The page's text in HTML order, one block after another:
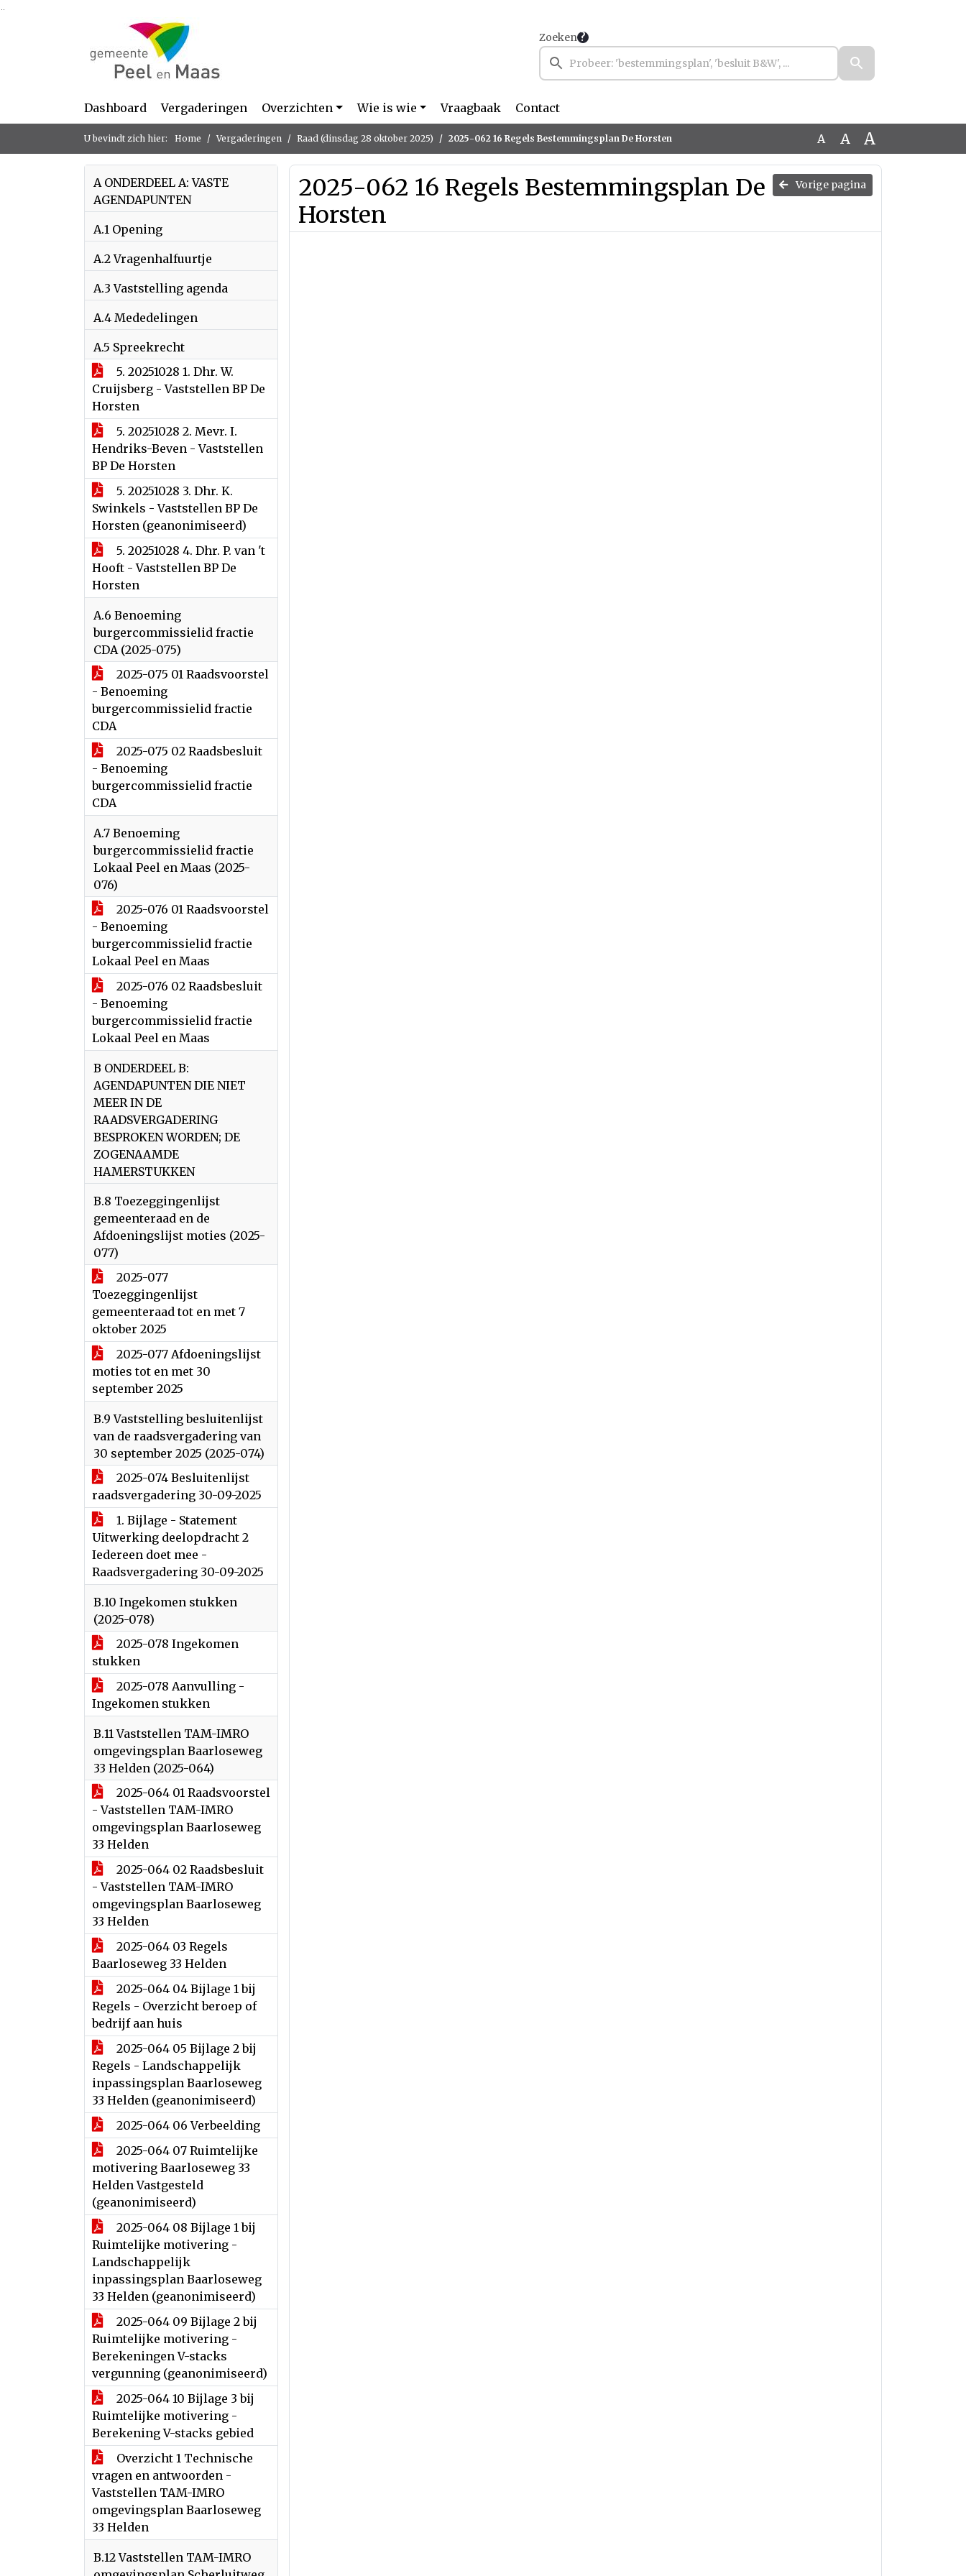
Ga naar de inhoud van deze pagina
Zoeken
Dashboard Vergaderingen Overzichten Wie is wie Vraagbaak Contact
U bevindt zich hier: Home Vergaderingen Raad (dinsdag 28 oktober 2025) 2025-062 16 Regels Bestemmingsplan De Horsten A A A
A ONDERDEEL A: VASTE
AGENDAPUNTEN
A.1 Opening
A.2 Vragenhalfuurtje
A.3 Vaststelling agenda
A.4 Mededelingen
A.5 Spreekrecht
5. 20251028 1. Dhr. W.
Cruijsberg - Vaststellen BP De
Horsten
5. 20251028 2. Mevr. I.
Hendriks-Beven - Vaststellen
BP De Horsten
5. 20251028 3. Dhr. K.
Swinkels - Vaststellen BP De
Horsten (geanonimiseerd)
5. 20251028 4. Dhr. P. van 't
Hooft - Vaststellen BP De
Horsten
A.6 Benoeming
burgercommissielid fractie
CDA (2025-075)
2025-075 01 Raadsvoorstel
- Benoeming
burgercommissielid fractie
CDA
2025-075 02 Raadsbesluit
- Benoeming
burgercommissielid fractie
CDA
A.7 Benoeming
burgercommissielid fractie
Lokaal Peel en Maas (2025-
076)
2025-076 01 Raadsvoorstel
- Benoeming
burgercommissielid fractie
Lokaal Peel en Maas
2025-076 02 Raadsbesluit
- Benoeming
burgercommissielid fractie
Lokaal Peel en Maas
B ONDERDEEL B:
AGENDAPUNTEN DIE NIET
MEER IN DE
RAADSVERGADERING
BESPROKEN WORDEN; DE
ZOGENAAMDE
HAMERSTUKKEN
B.8 Toezeggingenlijst
gemeenteraad en de
Afdoeningslijst moties (2025-
077)
2025-077
Toezeggingenlijst
gemeenteraad tot en met 7
oktober 2025
2025-077 Afdoeningslijst
moties tot en met 30
september 2025
B.9 Vaststelling besluitenlijst
van de raadsvergadering van
30 september 2025 (2025-074)
2025-074 Besluitenlijst
raadsvergadering 30-09-2025
1. Bijlage - Statement
Uitwerking deelopdracht 2
Iedereen doet mee -
Raadsvergadering 30-09-2025
B.10 Ingekomen stukken
(2025-078)
2025-078 Ingekomen
stukken
2025-078 Aanvulling -
Ingekomen stukken
B.11 Vaststellen TAM-IMRO
omgevingsplan Baarloseweg
33 Helden (2025-064)
2025-064 01 Raadsvoorstel
- Vaststellen TAM-IMRO
omgevingsplan Baarloseweg
33 Helden
2025-064 02 Raadsbesluit
- Vaststellen TAM-IMRO
omgevingsplan Baarloseweg
33 Helden
2025-064 03 Regels
Baarloseweg 33 Helden
2025-064 04 Bijlage 1 bij
Regels - Overzicht beroep of
bedrijf aan huis
2025-064 05 Bijlage 2 bij
Regels - Landschappelijk
inpassingsplan Baarloseweg
33 Helden (geanonimiseerd)
2025-064 06 Verbeelding
2025-064 07 Ruimtelijke
motivering Baarloseweg 33
Helden Vastgesteld
(geanonimiseerd)
2025-064 08 Bijlage 1 bij
Ruimtelijke motivering -
Landschappelijk
inpassingsplan Baarloseweg
33 Helden (geanonimiseerd)
2025-064 09 Bijlage 2 bij
Ruimtelijke motivering -
Berekeningen V-stacks
vergunning (geanonimiseerd)
2025-064 10 Bijlage 3 bij
Ruimtelijke motivering -
Berekening V-stacks gebied
Overzicht 1 Technische
vragen en antwoorden -
Vaststellen TAM-IMRO
omgevingsplan Baarloseweg
33 Helden
B.12 Vaststellen TAM-IMRO
Vorige pagina
2025-062 16 Regels Bestemmingsplan De
Horsten